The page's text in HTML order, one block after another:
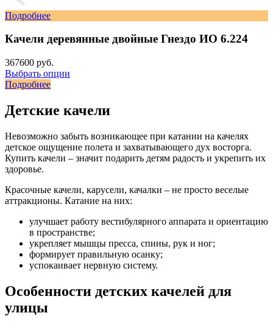
Подробнее
Качели деревянные двойные Гнездо ИО 6.224
367600 руб.
Выбрать опции
Подробнее
Детские качели
Невозможно забыть возникающее при катании на качелях
детское ощущение полета и захватывающего дух восторга.
Купить качели – значит подарить детям радость и укрепить их
здоровье.
Красочные качели, карусели, качалки – не просто веселые
аттракционы. Катание на них:
улучшает работу вестибулярного аппарата и ориентацию
в пространстве;
укрепляет мышцы пресса, спины, рук и ног;
формирует правильную осанку;
успокаивает нервную систему.
Особенности детских качелей для
улицы